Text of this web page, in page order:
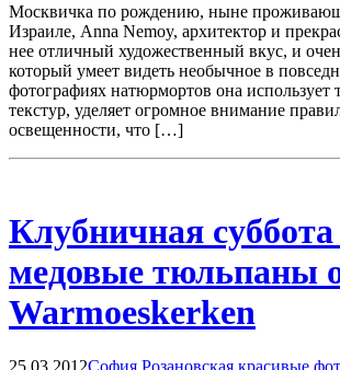
Москвичка по рождению, ныне
Израиле, Anna Nemoy, архитектор и
нее отличный художественный вкус, и
который умеет видеть необычное в
фотографиях натюрмортов она использует
текстур, уделяет огромное внимание
освещенности, что […]
Клубничная
медовые тюльпаны
Warmoeskerken
25.03.2012София Розановская красивые